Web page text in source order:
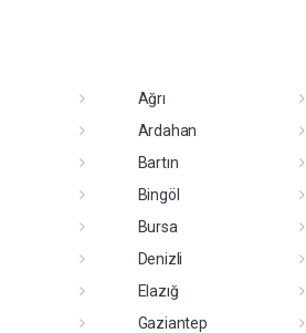
Ağrı
Ardahan
Bartın
Bingöl
Bursa
Denizli
Elazığ
Gaziantep